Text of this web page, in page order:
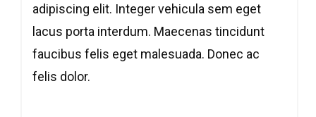
adipiscing elit. Integer vehicula sem eget
lacus porta interdum. Maecenas tincidunt
faucibus felis eget malesuada. Donec ac
felis dolor.